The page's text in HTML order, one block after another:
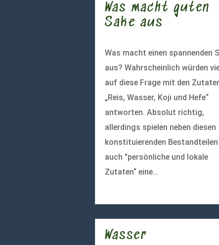
Was macht guten
Sake aus
Was macht einen spannenden
aus? Wahrscheinlich würden
auf diese Frage mit den
„Reis, Wasser, Koji und Hefe“
antworten. Absolut richtig,
allerdings spielen neben diesen
konstituierenden Bestandteilen
auch "persönliche und lokale
Zutaten“ eine...
Wasser